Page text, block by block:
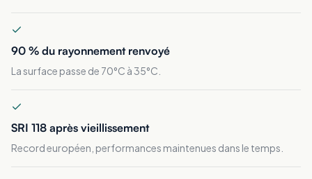
90 % du rayonnement renvoyé
La surface passe de 70°C à 35°C.
SRI 118 après vieillissement
Record européen, performances maintenues dans le temps.